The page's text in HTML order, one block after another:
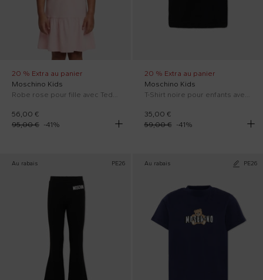
20 % Extra au panier
Moschino Kids
Robe rose pour fille avec Teddy Bear
56,00 €
95,00 € -41%
20 % Extra au panier
Moschino Kids
T-Shirt noire pour enfants avec Teddy Bear
35,00 €
59,00 €
-41%
Au rabais PE26 Au rabais PE26